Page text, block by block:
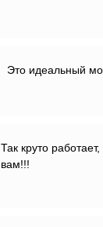
Это идеальный
Так круто
вам!!!